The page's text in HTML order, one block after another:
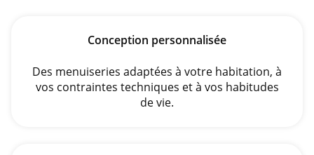
Conception personnalisée
Des menuiseries adaptées à votre habitation, à
vos contraintes techniques et à vos habitudes
de vie.